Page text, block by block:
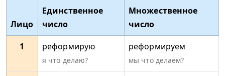
Лицо
Единственное
число
Множественное
число
1
реформирую
я что делаю?
реформируем
мы что делаем?